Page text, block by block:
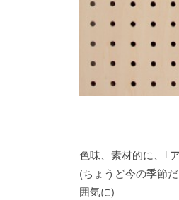
色味、素材的に、｢
(ちょうど今の季節
囲気に)